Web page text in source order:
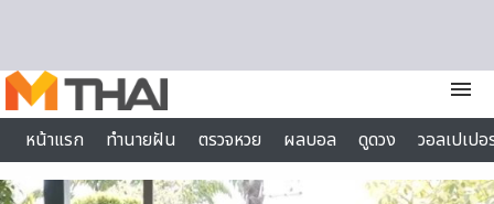
menu
หน้าแรก
ทำนายฝัน ตรวจหวย ผลบอล ดูดวง
วอลเปเป
ไลฟ์สไตล์